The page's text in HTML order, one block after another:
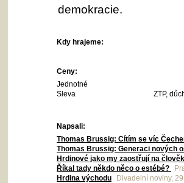
demokracie.
Kdy hrajeme:
Ceny:
Jednotné
Sleva
ZTP,
Napsali:
Thomas Brussig: Cítím se víc
Thomas Brussig: Generaci nových
Hrdinové jako my zaostřují na
Říkal tady někdo něco o estébé?
Hrdina východu
Divadelní noviny,